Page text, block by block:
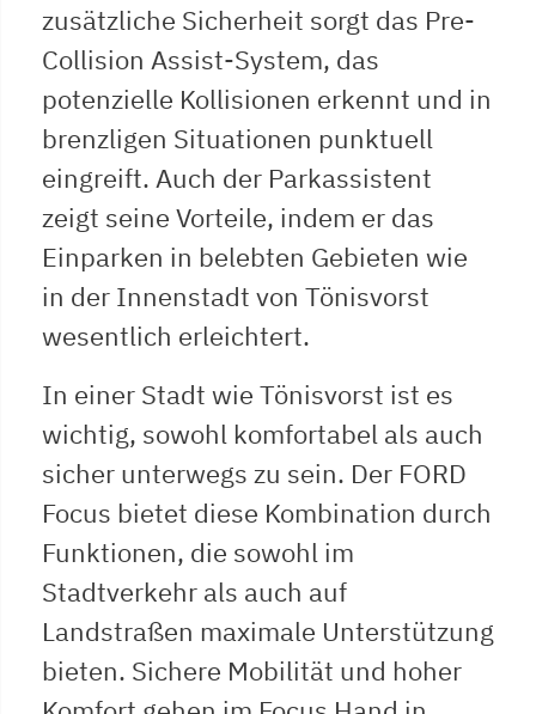
zusätzliche Sicherheit sorgt das Pre-
Collision Assist-System, das
potenzielle Kollisionen erkennt und in
brenzligen Situationen punktuell
eingreift. Auch der Parkassistent
zeigt seine Vorteile, indem er das
Einparken in belebten Gebieten wie
in der Innenstadt von Tönisvorst
wesentlich erleichtert.
In einer Stadt wie Tönisvorst ist es
wichtig, sowohl komfortabel als auch
sicher unterwegs zu sein. Der FORD
Focus bietet diese Kombination durch
Funktionen, die sowohl im
Stadtverkehr als auch auf
Landstraßen maximale Unterstützung
bieten. Sichere Mobilität und hoher